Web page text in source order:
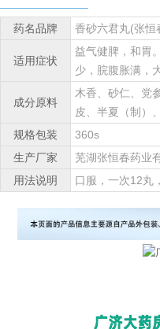
药名品牌 香砂六君丸(张恒
适用症状
益气健脾，和胃
少，脘腹胀满，
成分原料
木香、砂仁、党
皮、半夏（制）
规格包装
360s
生产厂家
芜湖张恒春药业
用法说明
口服，一次12丸